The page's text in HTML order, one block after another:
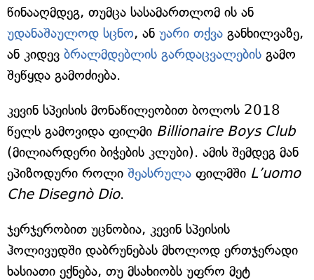
წინააღმდეგ, თუმცა სასამართლომ ის ან
უდანაშაულოდ სცნო, ან უარი თქვა განხილვაზე,
ან კიდევ ბრალმდებლის გარდაცვალების გამო
შეწყდა გამოძიება.
კევინ სპეისის მონაწილეობით ბოლოს 2018
წელს გამოვიდა ფილმი Billionaire Boys Club
(მილიარდერი ბიჭების კლუბი). ამის შემდეგ მან
ეპიზოდური როლი შეასრულა ფილმში L’uomo
Che Disegnò Dio.
ჯერჯერობით უცნობია, კევინ სპეისის
ჰოლივუდში დაბრუნებას მხოლოდ ერთჯერადი
ხასიათი ექნება, თუ მსახიობს უფრო მეტ